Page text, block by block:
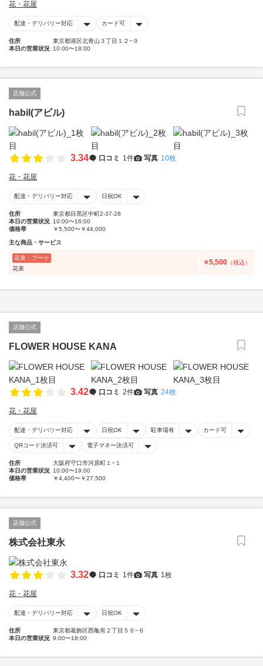
花・花屋
配達・デリバリー対応 カード可
住所
東京都港区北青山３丁目１２−９
本日の営業状況 10:00〜18:00
店舗公式
habil(アビル)
3.34 口コミ 1件 写真 10枚
花・花屋
配達・デリバリー対応 日祝OK
住所
東京都目黒区中町2-37-28
本日の営業状況 10:00〜16:00
価格帯
￥5,500〜￥44,000
主な商品・サービス
花束・ブーケ
花束
￥5,500 （税込）
店舗公式
FLOWER HOUSE KANA
3.42 口コミ 2件 写真 24枚
花・花屋
配達・デリバリー対応 日祝OK 駐車場有 カード可
QRコード決済可 電子マネー決済可
住所
大阪府守口市河原町１−１
本日の営業状況 10:00〜19:00
価格帯
￥4,400〜￥27,500
店舗公式
株式会社東永
3.32 口コミ 1件 写真 1枚
花・花屋
配達・デリバリー対応 日祝OK
住所
東京都葛飾区西亀有２丁目５６−６
本日の営業状況 9:00〜18:00